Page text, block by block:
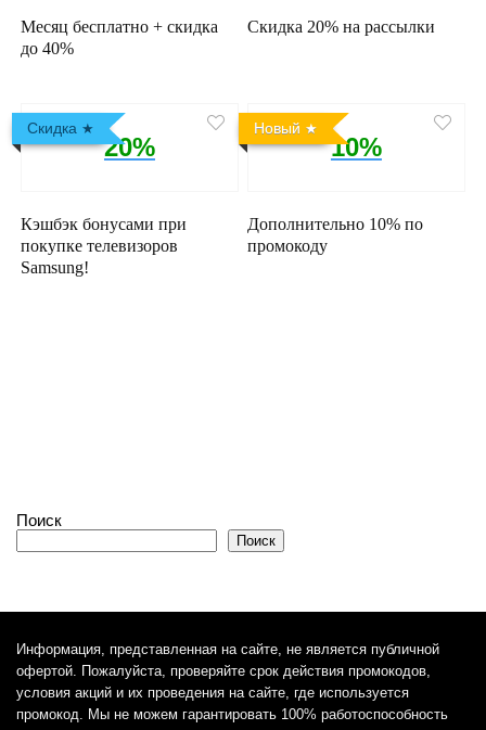
Месяц бесплатно + скидка
до 40%
Скидка 20% на рассылки
Скидка
20%
Кэшбэк бонусами при
покупке телевизоров
Samsung!
Новый
10%
Дополнительно 10% по
промокоду
Поиск
Поиск
Информация, представленная на сайте, не является публичной
офертой. Пожалуйста, проверяйте срок действия промокодов,
условия акций и их проведения на сайте, где используется
промокод. Мы не можем гарантировать 100% работоспособность